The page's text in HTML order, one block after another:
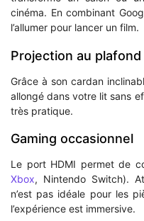
cinéma. En combinant
l’allumer pour lancer un film.
Projection au plafond
Grâce à son cardan
allongé dans votre lit sans
très pratique.
Gaming occasionnel
Le port HDMI permet de
Xbox, Nintendo Switch).
n’est pas idéale pour les
l’expérience est immersive.